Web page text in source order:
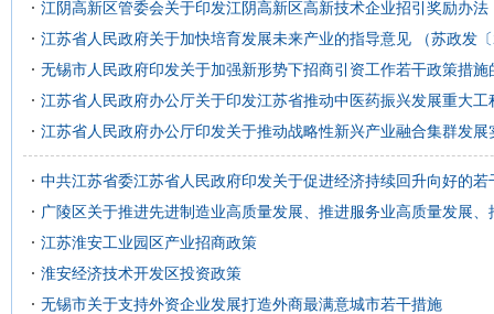
江阴高新区管委会关于印发江阴高新区高新技术企业招引奖励办
江苏省人民政府关于加快培育发展未来产业的指导意见 （苏政发
无锡市人民政府印发关于加强新形势下招商引资工作若干政策措施
江苏省人民政府办公厅关于印发江苏省推动中医药振兴发展重大工
江苏省人民政府办公厅印发关于推动战略性新兴产业融合集群发展
中共江苏省委江苏省人民政府印发关于促进经济持续回升向好的若
广陵区关于推进先进制造业高质量发展、推进服务业高质量发展、
江苏淮安工业园区产业招商政策
淮安经济技术开发区投资政策
无锡市关于支持外资企业发展打造外商最满意城市若干措施